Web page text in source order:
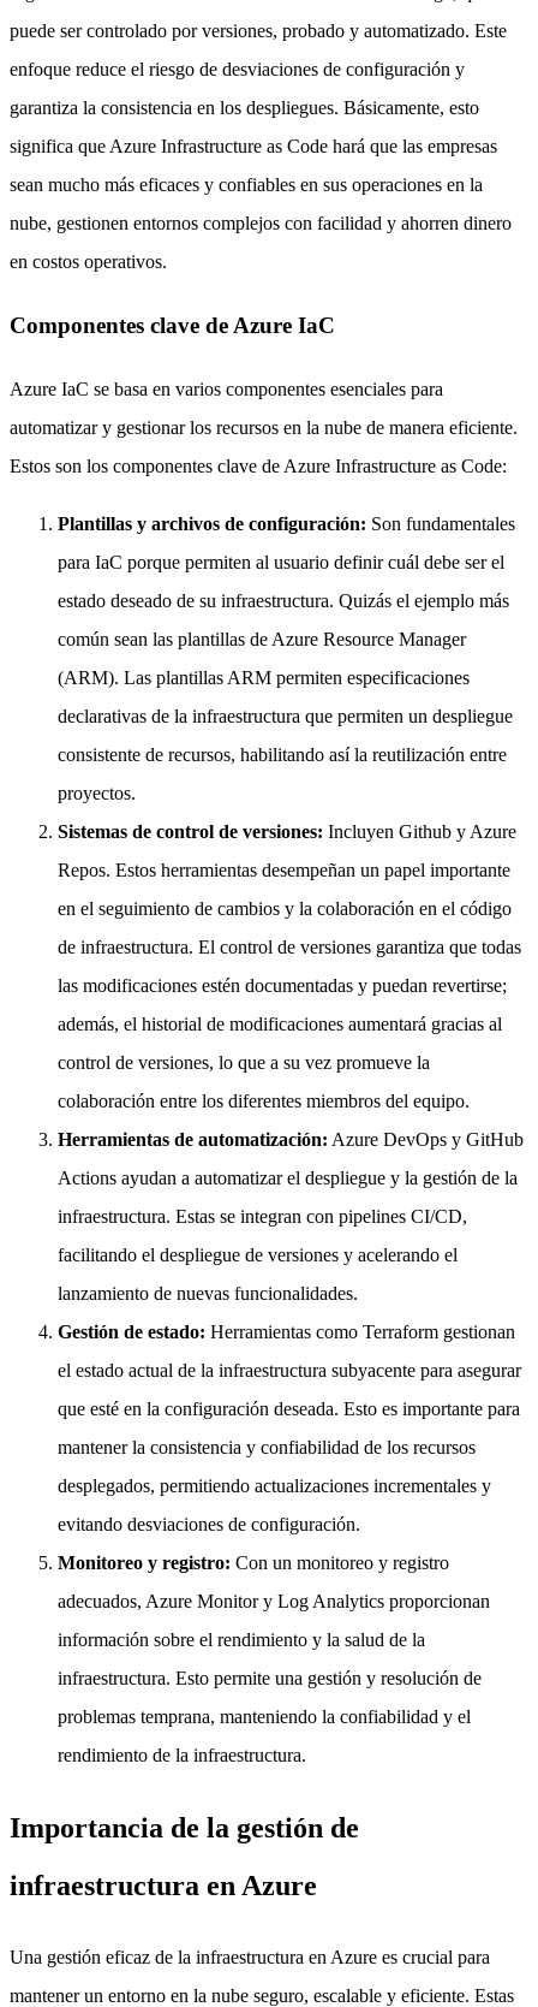
puede ser controlado por versiones, probado y automatizado. Este
enfoque reduce el riesgo de desviaciones de configuración y
garantiza la consistencia en los despliegues. Básicamente, esto
significa que Azure Infrastructure as Code hará que las empresas
sean mucho más eficaces y confiables en sus operaciones en la
nube, gestionen entornos complejos con facilidad y ahorren dinero
en costos operativos.
Componentes clave de Azure IaC
Azure IaC se basa en varios componentes esenciales para
automatizar y gestionar los recursos en la nube de manera eficiente.
Estos son los componentes clave de Azure Infrastructure as Code:
Plantillas y archivos de configuración: Son fundamentales
para IaC porque permiten al usuario definir cuál debe ser el
estado deseado de su infraestructura. Quizás el ejemplo más
común sean las plantillas de Azure Resource Manager
(ARM). Las plantillas ARM permiten especificaciones
declarativas de la infraestructura que permiten un despliegue
consistente de recursos, habilitando así la reutilización entre
proyectos.
Sistemas de control de versiones: Incluyen Github y Azure
Repos. Estos herramientas desempeñan un papel importante
en el seguimiento de cambios y la colaboración en el código
de infraestructura. El control de versiones garantiza que todas
las modificaciones estén documentadas y puedan revertirse;
además, el historial de modificaciones aumentará gracias al
control de versiones, lo que a su vez promueve la
colaboración entre los diferentes miembros del equipo.
Herramientas de automatización: Azure DevOps y GitHub
Actions ayudan a automatizar el despliegue y la gestión de la
infraestructura. Estas se integran con pipelines CI/CD,
facilitando el despliegue de versiones y acelerando el
lanzamiento de nuevas funcionalidades.
Gestión de estado: Herramientas como Terraform gestionan
el estado actual de la infraestructura subyacente para asegurar
que esté en la configuración deseada. Esto es importante para
mantener la consistencia y confiabilidad de los recursos
desplegados, permitiendo actualizaciones incrementales y
evitando desviaciones de configuración.
Monitoreo y registro: Con un monitoreo y registro
adecuados, Azure Monitor y Log Analytics proporcionan
información sobre el rendimiento y la salud de la
infraestructura. Esto permite una gestión y resolución de
problemas temprana, manteniendo la confiabilidad y el
rendimiento de la infraestructura.
Importancia de la gestión de
infraestructura en Azure
Una gestión eficaz de la infraestructura en Azure es crucial para
mantener un entorno en la nube seguro, escalable y eficiente. Estas